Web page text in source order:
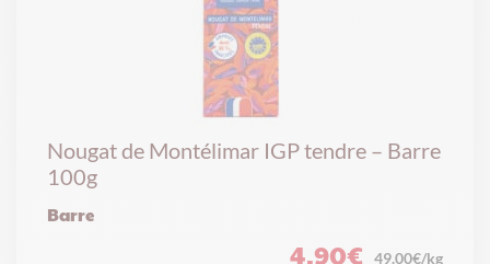
Nougat de Montélimar IGP tendre – Barre
100g
Barre
4,90€ 49.00€/kg